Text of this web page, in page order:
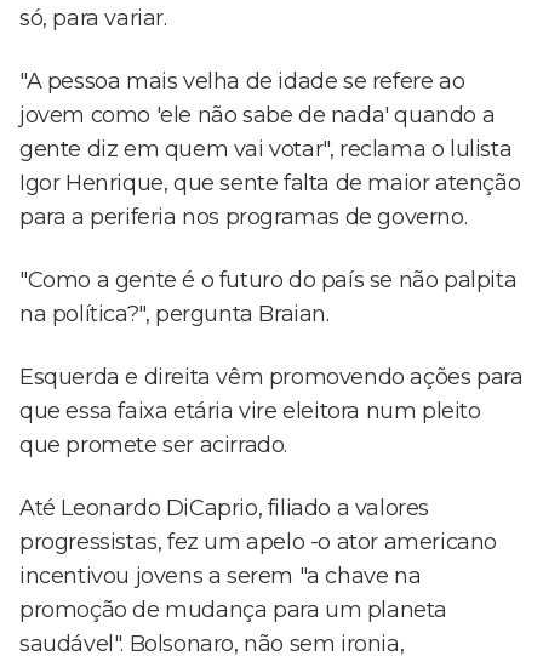
só, para variar.
"A pessoa mais velha de idade se refere ao
jovem como 'ele não sabe de nada' quando a
gente diz em quem vai votar", reclama o lulista
Igor Henrique, que sente falta de maior atenção
para a periferia nos programas de governo.
"Como a gente é o futuro do país se não palpita
na política?", pergunta Braian.
Esquerda e direita vêm promovendo ações para
que essa faixa etária vire eleitora num pleito
que promete ser acirrado.
Até Leonardo DiCaprio, filiado a valores
progressistas, fez um apelo -o ator americano
incentivou jovens a serem "a chave na
promoção de mudança para um planeta
saudável". Bolsonaro, não sem ironia,